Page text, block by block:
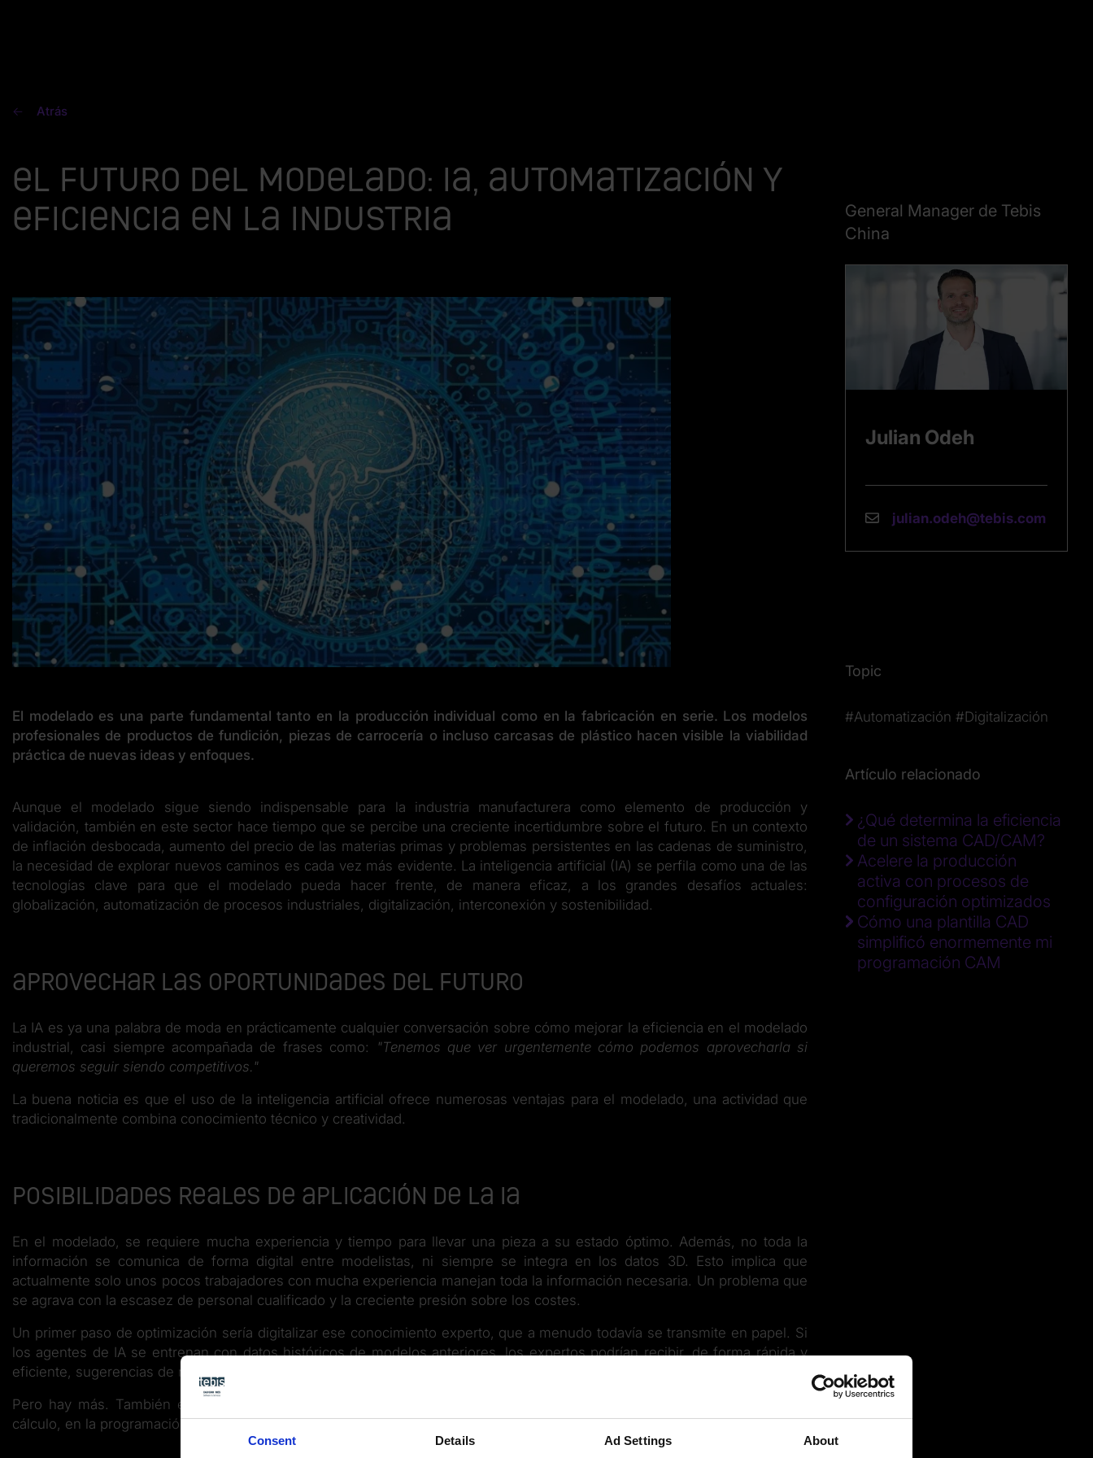
Consent Details Ad Settings About
Atrás
El futuro del modelado: IA, automatización y
eficiencia en la industria
El modelado es una parte fundamental tanto en la producción individual como en la fabricación en serie. Los modelos
profesionales de productos de fundición, piezas de carrocería o incluso carcasas de plástico hacen visible la viabilidad
práctica de nuevas ideas y enfoques.
Aunque el modelado sigue siendo indispensable para la industria manufacturera como elemento de producción y
validación, también en este sector hace tiempo que se percibe una creciente incertidumbre sobre el futuro. En un contexto
de inflación desbocada, aumento del precio de las materias primas y problemas persistentes en las cadenas de suministro,
la necesidad de explorar nuevos caminos es cada vez más evidente. La inteligencia artificial (IA) se perfila como una de las
tecnologías clave para que el modelado pueda hacer frente, de manera eficaz, a los grandes desafíos actuales:
globalización, automatización de procesos industriales, digitalización, interconexión y sostenibilidad.
Aprovechar las oportunidades del futuro
La IA es ya una palabra de moda en prácticamente cualquier conversación sobre cómo mejorar la eficiencia en el modelado
industrial, casi siempre acompañada de frases como:
"Tenemos que ver urgentemente cómo podemos aprovecharla si
queremos seguir siendo competitivos."
La buena noticia es que el uso de la inteligencia artificial ofrece numerosas ventajas para el modelado, una actividad que
tradicionalmente combina conocimiento técnico y creatividad.
Posibilidades reales de aplicación de la IA
En el modelado, se requiere mucha experiencia y tiempo para llevar una pieza a su estado óptimo. Además, no toda la
información se comunica de forma digital entre modelistas, ni siempre se integra en los datos 3D. Esto implica que
actualmente solo unos pocos trabajadores con mucha experiencia manejan toda la información necesaria. Un problema que
se agrava con la escasez de personal cualificado y la creciente presión sobre los costes.
Un primer paso de optimización sería digitalizar ese conocimiento experto, que a menudo todavía se transmite en papel. Si
los agentes de IA se entrenan con datos históricos de modelos anteriores, los expertos podrían recibir, de forma rápida y
eficiente, sugerencias de mejora o incluso recomendaciones alternativas para el conjunto del proceso.
Pero hay más. También existen otros enfoques para aplicar la IA en el modelado, por ejemplo en la planificación y el
cálculo, en la programación NC, o en la elección de herramientas de fresado y sistemas de fijación.
General Manager de Tebis
China
Julian Odeh
julian.odeh@tebis.com
Topic
#Automatización #Digitalización
Artículo relacionado
¿Qué determina la eficiencia
de un sistema CAD/CAM?
Acelere la producción
activa con procesos de
configuración optimizados
Cómo una plantilla CAD
simplificó enormemente mi
programación CAM